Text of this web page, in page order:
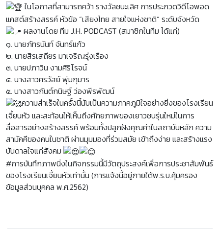
ในโอกาสที่สามารถคว้า รางวัลชนะเลิศ การประกวดวิดีโอพอด
แคสต์สร้างสรรค์ หัวข้อ “เสียงไทย สายใจแห่งชาติ” ระดับจังหวัด
ผลงานโดย ทีม J.H. PODCAST (สมาชิกในทีม ได้แก่)
๑. นายภัทรนันท์ จันทร์แก้ว
๒. นายสิรเสถียร มาเจริญรุ่งเรือง
๓. นายปภาวิน งามศิริโรจน์
๔. นางสาวศรวัสย์ พุ่มกุมาร
๕. นางสาวกันต์กนิษฐ์ ว่องพีรพัฒน์
ความสำเร็จในครั้งนี้นับเป็นความภาคภูมิใจอย่างยิ่งของโรงเรียน
เจี้ยนหัว และสะท้อนให้เห็นถึงศักยภาพของเยาวชนรุ่นใหม่ในการ
สื่อสารอย่างสร้างสรรค์ พร้อมทั้งปลูกฝังคุณค่าในสถาบันหลัก ความ
สามัคคีของคนในชาติ ผ่านมุมมองที่ร่วมสมัย เข้าถึงง่าย และสร้างแรง
บันดาลใจแก่สังคม
#การบันทึกภาพนิ่งในกิจกรรมนี้มีวัตถุประสงค์เพื่อการประชาสัมพันธ์
ของโรงเรียนเจี้ยนหัวเท่านั้น (การแจ้งนี้อยู่ภายใต้พ.ร.บ.คุ้มครอง
ข้อมูลส่วนบุคคล พ.ศ.2562)